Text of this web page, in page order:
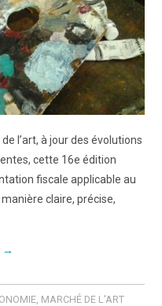
l’art, à jour des évolutions
cette 16e édition
fiscale applicable au
claire, précise,
→
, MARCHÉ DE L'ART